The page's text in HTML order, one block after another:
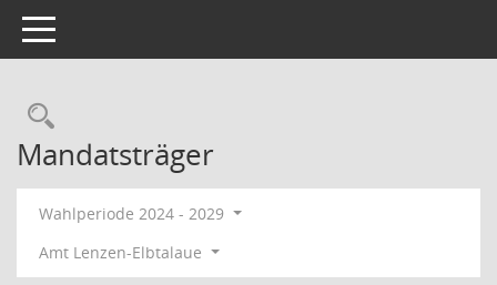
Toggle navigation
Rechercheauswahl
Mandatsträger
Wahlperiode 2024 - 2029
Amt Lenzen-Elbtalaue